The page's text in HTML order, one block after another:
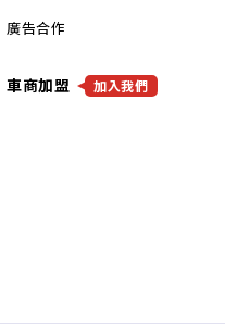
廣告合作
車商加盟 加入我們